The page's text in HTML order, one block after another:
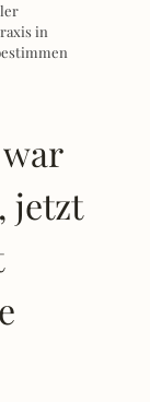
in
jetzt